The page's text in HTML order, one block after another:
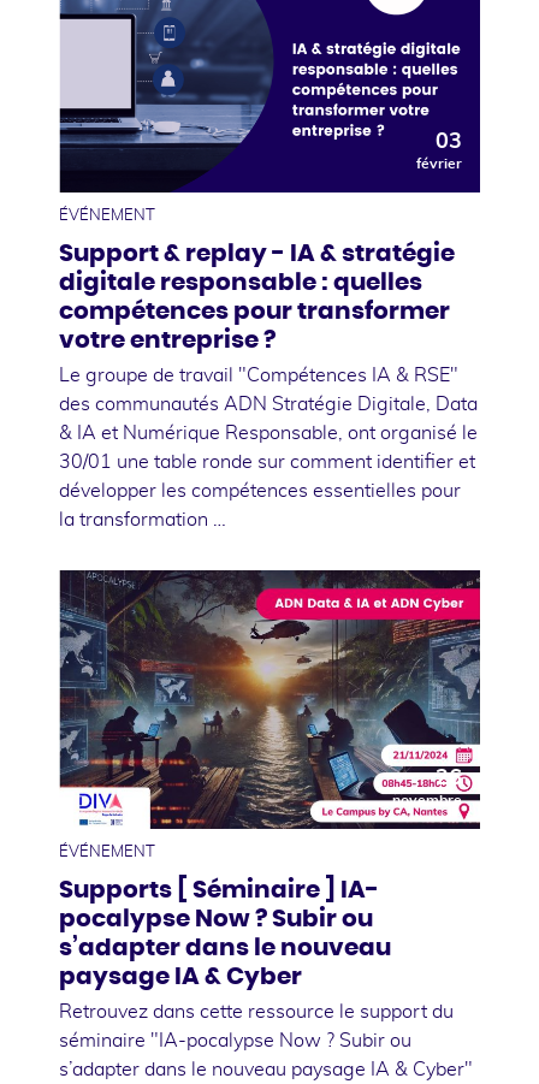
03
février
ÉVÉNEMENT
Support & replay - IA & stratégie
digitale responsable : quelles
compétences pour transformer
votre entreprise ?
Le groupe de travail "Compétences IA & RSE"
des communautés ADN Stratégie Digitale, Data
& IA et Numérique Responsable, ont organisé le
30/01 une table ronde sur comment identifier et
développer les compétences essentielles pour
la transformation …
26
novembre
ÉVÉNEMENT
Supports [ Séminaire ] IA-
pocalypse Now ? Subir ou
s’adapter dans le nouveau
paysage IA & Cyber
Retrouvez dans cette ressource le support du
séminaire "IA-pocalypse Now ? Subir ou
s’adapter dans le nouveau paysage IA & Cyber"